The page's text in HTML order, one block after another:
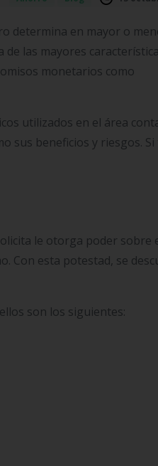
determina en mayor o
las mayores
monetarios como
utilizados en el área
sus beneficios y riesgos. Si
le otorga poder sobre
Con esta potestad, se
son los siguientes: